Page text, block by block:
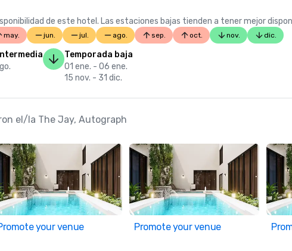
de este hotel. Las estaciones bajas tienden a tener mejor
may. jun. jul. ago. sep. oct. nov. dic.
Temporada baja
01 ene. - 06 ene.
15 nov. - 31 dic.
el/la The Jay, Autograph
your venue Promote your venue